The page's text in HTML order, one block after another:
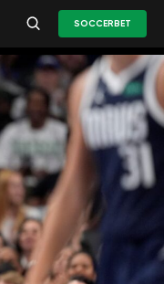
SOCCERBET